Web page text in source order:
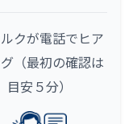
力を事前に
お勧めしま
クが電話でヒア
（最初の確認は
目安５分）